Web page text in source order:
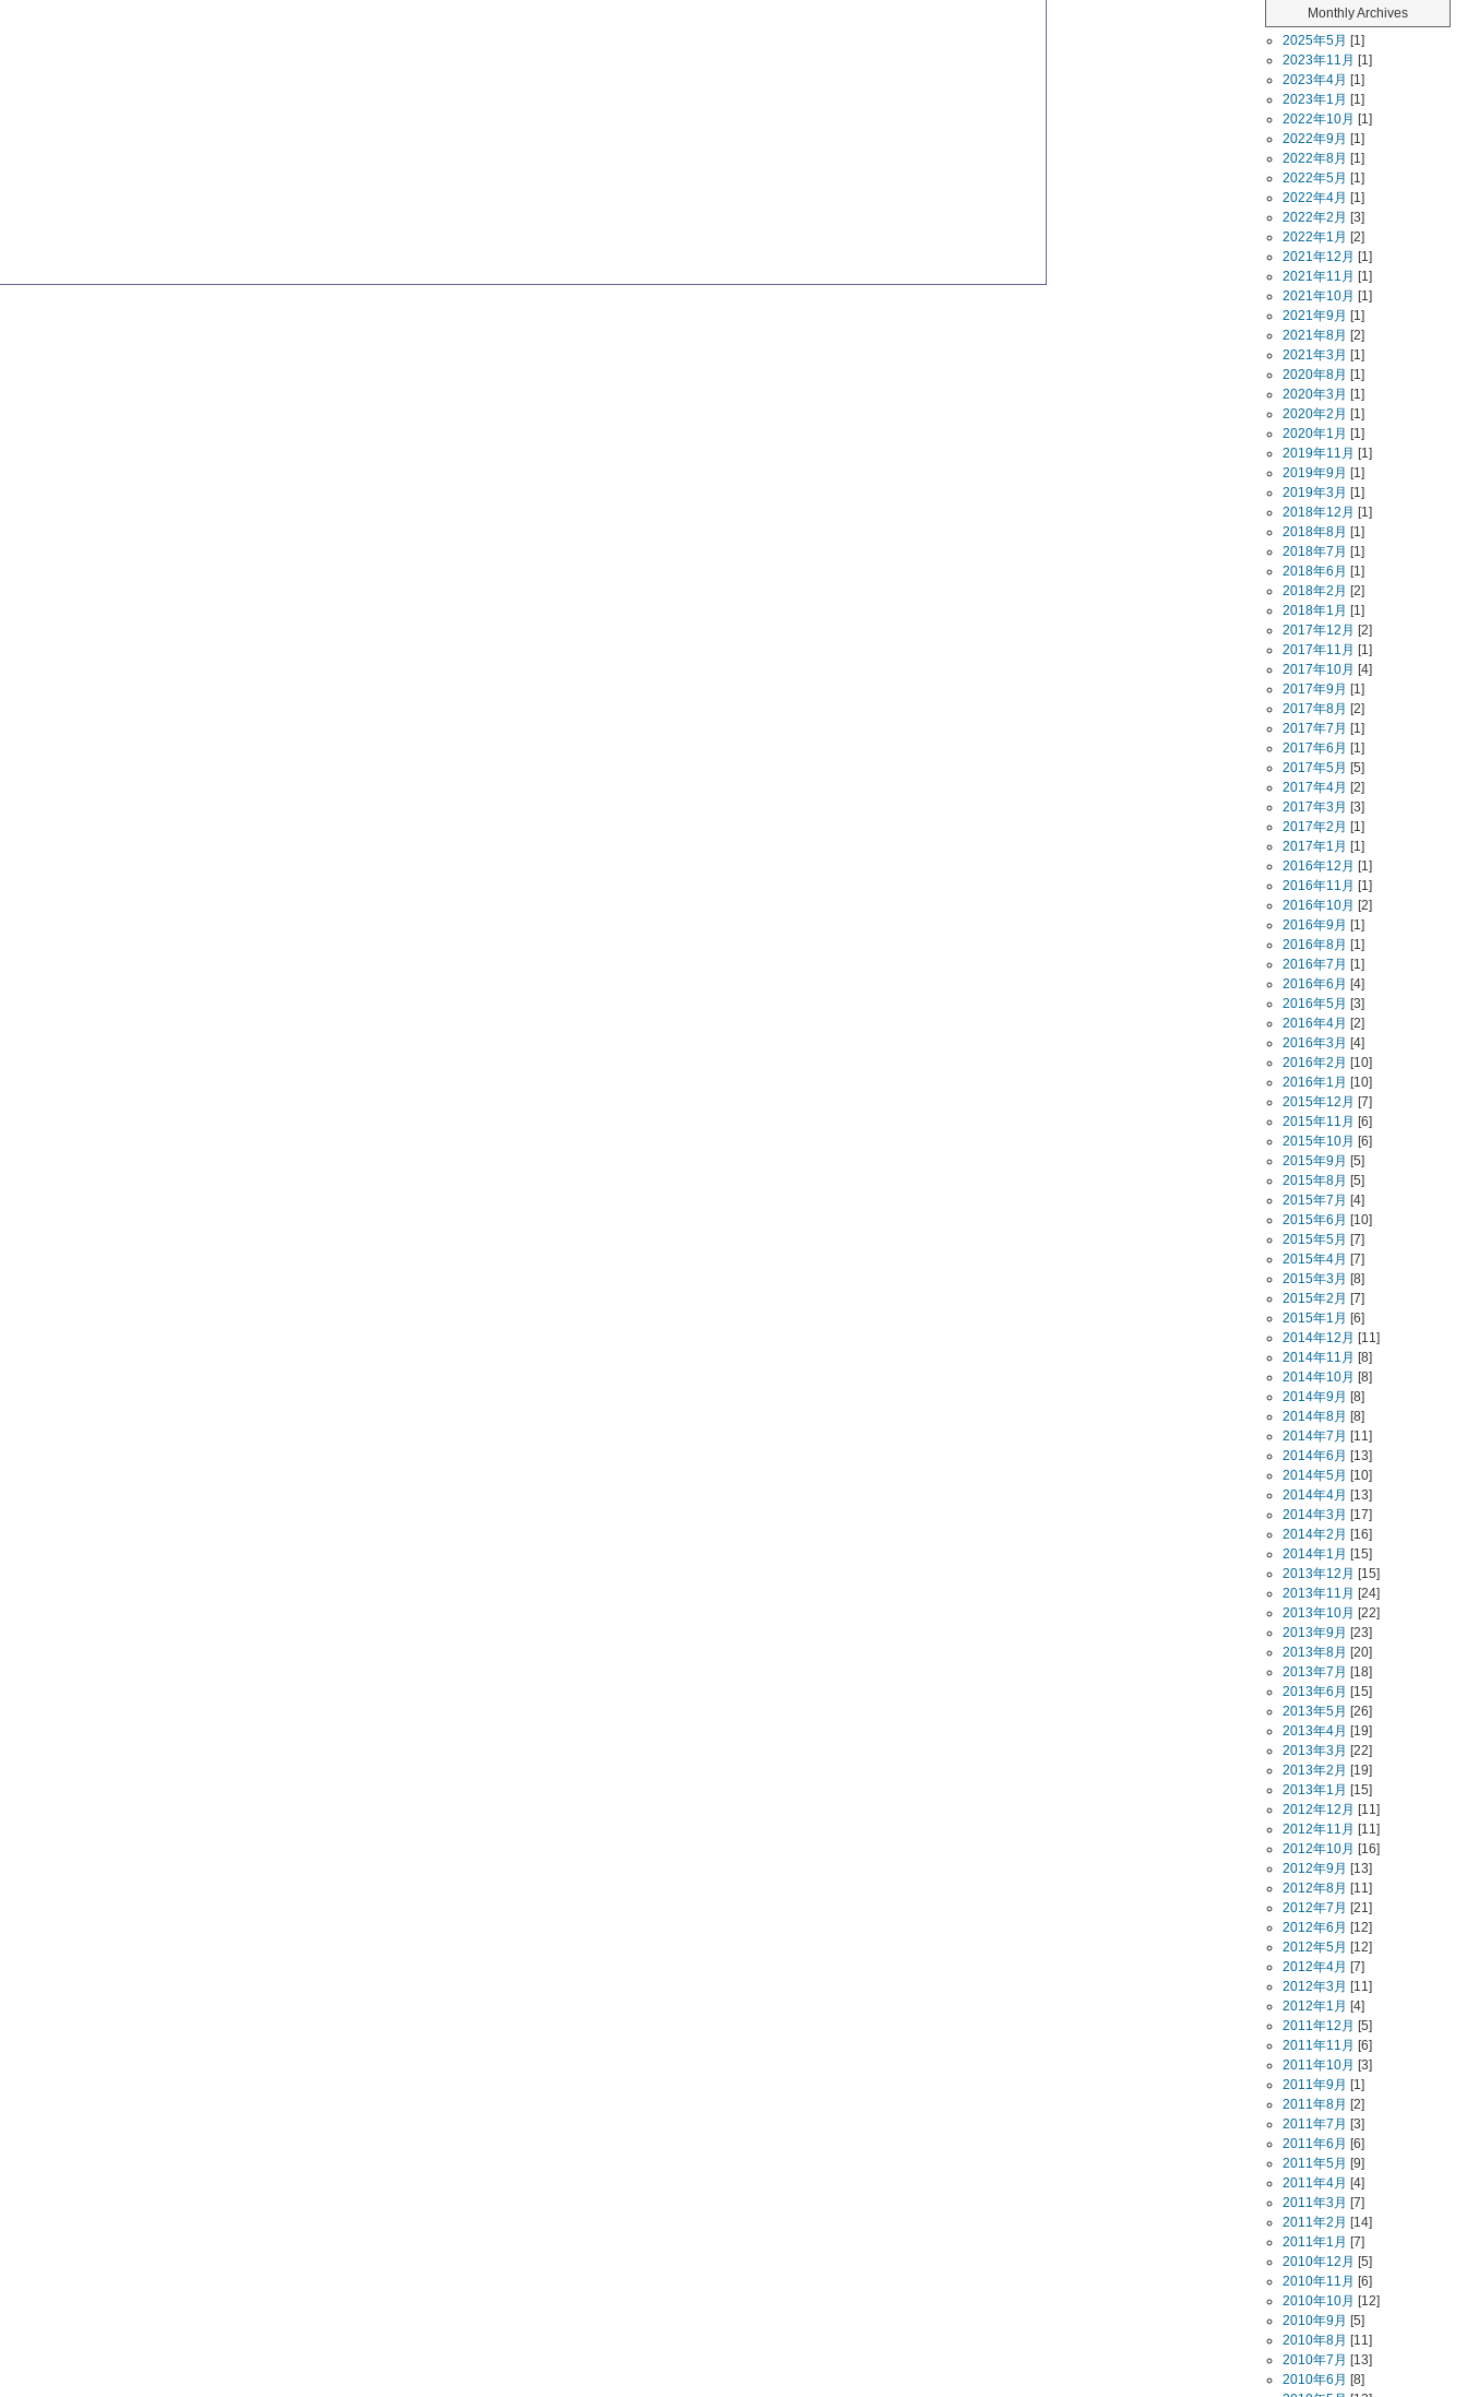
Monthly Archives
2025年5月 [1]
2023年11月 [1]
2023年4月 [1]
2023年1月 [1]
2022年10月 [1]
2022年9月 [1]
2022年8月 [1]
2022年5月 [1]
2022年4月 [1]
2022年2月 [3]
2022年1月 [2]
2021年12月 [1]
2021年11月 [1]
2021年10月 [1]
2021年9月 [1]
2021年8月 [2]
2021年3月 [1]
2020年8月 [1]
2020年3月 [1]
2020年2月 [1]
2020年1月 [1]
2019年11月 [1]
2019年9月 [1]
2019年3月 [1]
2018年12月 [1]
2018年8月 [1]
2018年7月 [1]
2018年6月 [1]
2018年2月 [2]
2018年1月 [1]
2017年12月 [2]
2017年11月 [1]
2017年10月 [4]
2017年9月 [1]
2017年8月 [2]
2017年7月 [1]
2017年6月 [1]
2017年5月 [5]
2017年4月 [2]
2017年3月 [3]
2017年2月 [1]
2017年1月 [1]
2016年12月 [1]
2016年11月 [1]
2016年10月 [2]
2016年9月 [1]
2016年8月 [1]
2016年7月 [1]
2016年6月 [4]
2016年5月 [3]
2016年4月 [2]
2016年3月 [4]
2016年2月 [10]
2016年1月 [10]
2015年12月 [7]
2015年11月 [6]
2015年10月 [6]
2015年9月 [5]
2015年8月 [5]
2015年7月 [4]
2015年6月 [10]
2015年5月 [7]
2015年4月 [7]
2015年3月 [8]
2015年2月 [7]
2015年1月 [6]
2014年12月 [11]
2014年11月 [8]
2014年10月 [8]
2014年9月 [8]
2014年8月 [8]
2014年7月 [11]
2014年6月 [13]
2014年5月 [10]
2014年4月 [13]
2014年3月 [17]
2014年2月 [16]
2014年1月 [15]
2013年12月 [15]
2013年11月 [24]
2013年10月 [22]
2013年9月 [23]
2013年8月 [20]
2013年7月 [18]
2013年6月 [15]
2013年5月 [26]
2013年4月 [19]
2013年3月 [22]
2013年2月 [19]
2013年1月 [15]
2012年12月 [11]
2012年11月 [11]
2012年10月 [16]
2012年9月 [13]
2012年8月 [11]
2012年7月 [21]
2012年6月 [12]
2012年5月 [12]
2012年4月 [7]
2012年3月 [11]
2012年1月 [4]
2011年12月 [5]
2011年11月 [6]
2011年10月 [3]
2011年9月 [1]
2011年8月 [2]
2011年7月 [3]
2011年6月 [6]
2011年5月 [9]
2011年4月 [4]
2011年3月 [7]
2011年2月 [14]
2011年1月 [7]
2010年12月 [5]
2010年11月 [6]
2010年10月 [12]
2010年9月 [5]
2010年8月 [11]
2010年7月 [13]
2010年6月 [8]